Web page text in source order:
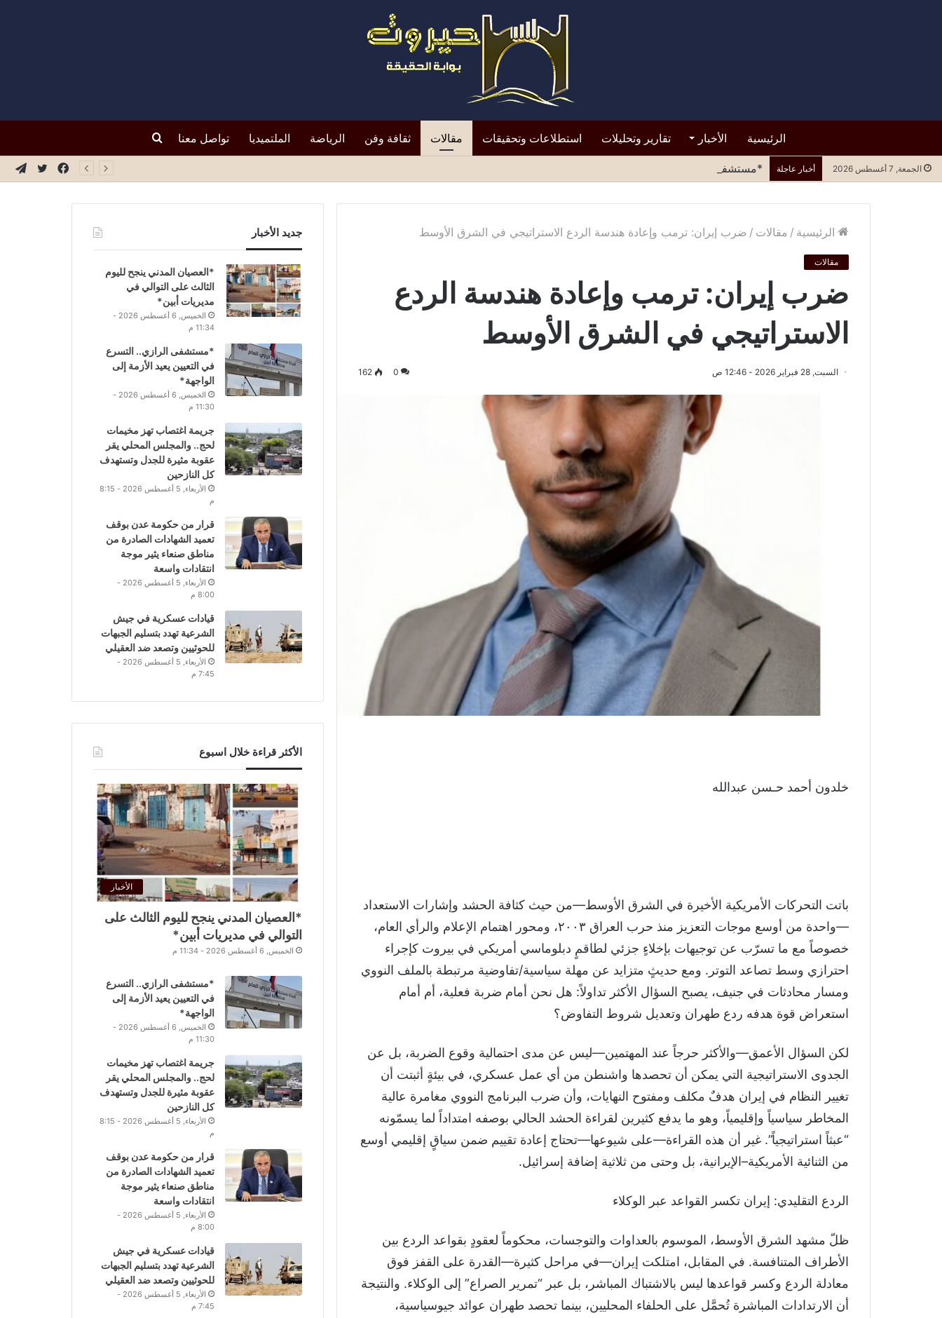
الرئيسية الأخبار تقارير وتحليلات استطلاعات وتحقيقات مقالات ثقافة وفن الرياضة الملتميديا تواصل معنا بحث
الجمعة, 7 أغسطس 2026 أخبار عاجلة *مستشفى الرازي.. التسرع في التعيين يعيد الأزمة إلى الواجهة* تويتر
فيسبوك
الرئيسية / مقالات / ضرب إيران: ترمب وإعادة هندسة الردع الاستراتيجي في الشرق الأوسط
مقالات
ضرب إيران: ترمب وإعادة هندسة الردع
الاستراتيجي في الشرق الأوسط
السبت, 28 فبراير 2026 - 12:46 ص 0
162
خلدون أحمد حـسن عبدالله
باتت التحركات الأمريكية الأخيرة في الشرق الأوسط—من حيث كثافة الحشد وإشارات الاستعداد
—واحدة من أوسع موجات التعزيز منذ حرب العراق ٢٠٠٣، ومحور اهتمام الإعلام والرأي العام،
خصوصاً مع ما تسرّب عن توجيهات بإخلاءٍ جزئي لطاقمٍ دبلوماسي أمريكي في بيروت كإجراء
احترازي وسط تصاعد التوتر. ومع حديثٍ متزايد عن مهلة سياسية/تفاوضية مرتبطة بالملف النووي
ومسار محادثات في جنيف، يصبح السؤال الأكثر تداولاً: هل نحن أمام ضربة فعلية، أم أمام
استعراض قوة هدفه ردع طهران وتعديل شروط التفاوض؟
لكن السؤال الأعمق—والأكثر حرجاً عند المهتمين—ليس عن مدى احتمالية وقوع الضربة، بل عن
الجدوى الاستراتيجية التي يمكن أن تحصدها واشنطن من أي عمل عسكري، في بيئةٍ أثبتت أن
تغيير النظام في إيران هدفٌ مكلف ومفتوح النهايات، وأن ضرب البرنامج النووي مغامرة عالية
المخاطر سياسياً وإقليمياً، وهو ما يدفع كثيرين لقراءة الحشد الحالي بوصفه امتداداً لما يسمّونه
“عبثاً استراتيجياً”. غير أن هذه القراءة—على شيوعها—تحتاج إعادة تقييم ضمن سياقٍ إقليمي أوسع
من الثنائية الأمريكية–الإيرانية، بل وحتى من ثلاثية إضافة إسرائيل.
الردع التقليدي: إيران تكسر القواعد عبر الوكلاء
ظلّ مشهد الشرق الأوسط، الموسوم بالعداوات والتوجسات، محكوماً لعقودٍ بقواعد الردع بين
الأطراف المتنافسة. في المقابل، امتلكت إيران—في مراحل كثيرة—القدرة على القفز فوق
معادلة الردع وكسر قواعدها ليس بالاشتباك المباشر، بل عبر “تمرير الصراع” إلى الوكلاء. والنتيجة
أن الارتدادات المباشرة تُحمَّل على الحلفاء المحليين، بينما تحصد طهران عوائد جيوسياسية،
جديد الأخبار
*العصيان المدني ينجح لليوم
الثالث على التوالي في
مديريات أبين*
الخميس, 6 أغسطس 2026 -
11:34 م
*مستشفى الرازي.. التسرع
في التعيين يعيد الأزمة إلى
الواجهة*
الخميس, 6 أغسطس 2026 -
11:30 م
جريمة اغتصاب تهز مخيمات
لحج.. والمجلس المحلي يقر
عقوبة مثيرة للجدل وتستهدف
كل النازحين
الأربعاء, 5 أغسطس 2026 - 8:15
م
قرار من حكومة عدن بوقف
تعميد الشهادات الصادرة من
مناطق صنعاء يثير موجة
انتقادات واسعة
الأربعاء, 5 أغسطس 2026 -
8:00 م
قيادات عسكرية في جيش
الشرعية تهدد بتسليم الجبهات
للحوثيين وتصعد ضد العقيلي
الأربعاء, 5 أغسطس 2026 -
7:45 م
الأكثر قراءة خلال اسبوع
الأخبار
*العصيان المدني ينجح لليوم الثالث على
التوالي في مديريات أبين*
الخميس, 6 أغسطس 2026 - 11:34 م
*مستشفى الرازي.. التسرع
في التعيين يعيد الأزمة إلى
الواجهة*
الخميس, 6 أغسطس 2026 -
11:30 م
جريمة اغتصاب تهز مخيمات
لحج.. والمجلس المحلي يقر
عقوبة مثيرة للجدل وتستهدف
كل النازحين
الأربعاء, 5 أغسطس 2026 - 8:15
م
قرار من حكومة عدن بوقف
تعميد الشهادات الصادرة من
مناطق صنعاء يثير موجة
انتقادات واسعة
الأربعاء, 5 أغسطس 2026 -
8:00 م
قيادات عسكرية في جيش
الشرعية تهدد بتسليم الجبهات
للحوثيين وتصعد ضد العقيلي
الأربعاء, 5 أغسطس 2026 -
7:45 م